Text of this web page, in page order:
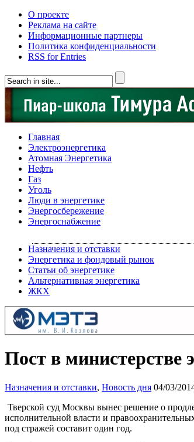
О проекте
Реклама на сайте
Информационные партнеры
Политика конфиденциальности
RSS for Entries
Главная
Электроэнергетика
Атомная Энергетика
Нефть
Газ
Уголь
Люди в энергетике
Энергосбережение
Энергоснабжение
Назначения и отставки
Энергетика и фондовый рынок
Статьи об энергетике
Альтернативная энергетика
ЖКХ
Пост в
Назначения и отставки, Новость дня 04/03/
Тверской суд Москвы вынес решение о
исполнительной власти и
под стражей составит один год.